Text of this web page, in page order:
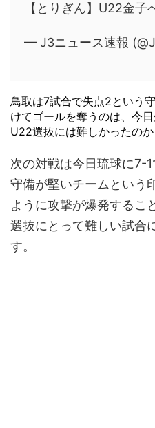
【とりぎん】U22金子
— J3ニュース速報
鳥取は7試合で失点2という
けてゴールを奪うのは、今
U22選抜には難しかったのか
次の対戦は今日琉球に7-
守備が堅いチームという
ように攻撃が爆発するこ
選抜にとって難しい試合
す。